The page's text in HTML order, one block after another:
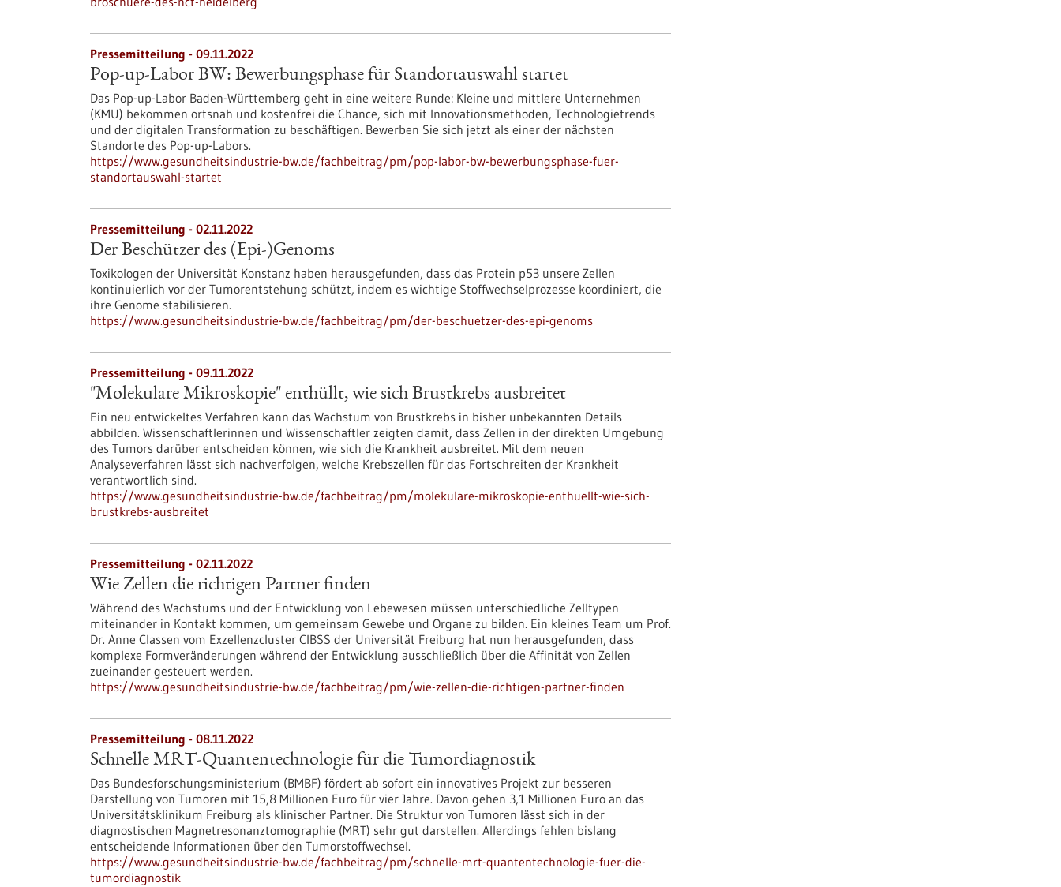
Pressemitteilung - 09.11.2022
Pop-up-Labor BW: Bewerbungsphase für Standortauswahl startet
Das Pop-up-Labor Baden-Württemberg geht in eine weitere Runde: Kleine und mittlere Unternehmen
(KMU) bekommen ortsnah und kostenfrei die Chance, sich mit Innovationsmethoden, Technologietrends
und der digitalen Transformation zu beschäftigen. Bewerben Sie sich jetzt als einer der nächsten
Standorte des Pop-up-Labors.
https://www.gesundheitsindustrie-bw.de/fachbeitrag/pm/pop-labor-bw-bewerbungsphase-fuer-
standortauswahl-startet
Pressemitteilung - 02.11.2022
Der Beschützer des (Epi-)Genoms
Toxikologen der Universität Konstanz haben herausgefunden, dass das Protein p53 unsere Zellen
kontinuierlich vor der Tumorentstehung schützt, indem es wichtige Stoffwechselprozesse koordiniert, die
ihre Genome stabilisieren.
https://www.gesundheitsindustrie-bw.de/fachbeitrag/pm/der-beschuetzer-des-epi-genoms
Pressemitteilung - 09.11.2022
"Molekulare Mikroskopie" enthüllt, wie sich Brustkrebs ausbreitet
Ein neu entwickeltes Verfahren kann das Wachstum von Brustkrebs in bisher unbekannten Details
abbilden. Wissenschaftlerinnen und Wissenschaftler zeigten damit, dass Zellen in der direkten Umgebung
des Tumors darüber entscheiden können, wie sich die Krankheit ausbreitet. Mit dem neuen
Analyseverfahren lässt sich nachverfolgen, welche Krebszellen für das Fortschreiten der Krankheit
verantwortlich sind.
https://www.gesundheitsindustrie-bw.de/fachbeitrag/pm/molekulare-mikroskopie-enthuellt-wie-sich-
brustkrebs-ausbreitet
Pressemitteilung - 02.11.2022
Wie Zellen die richtigen Partner finden
Während des Wachstums und der Entwicklung von Lebewesen müssen unterschiedliche Zelltypen
miteinander in Kontakt kommen, um gemeinsam Gewebe und Organe zu bilden. Ein kleines Team um Prof.
Dr. Anne Classen vom Exzellenzcluster CIBSS der Universität Freiburg hat nun herausgefunden, dass
komplexe Formveränderungen während der Entwicklung ausschließlich über die Affinität von Zellen
zueinander gesteuert werden.
https://www.gesundheitsindustrie-bw.de/fachbeitrag/pm/wie-zellen-die-richtigen-partner-finden
Pressemitteilung - 08.11.2022
Schnelle MRT-Quantentechnologie für die Tumordiagnostik
Das Bundesforschungsministerium (BMBF) fördert ab sofort ein innovatives Projekt zur besseren
Darstellung von Tumoren mit 15,8 Millionen Euro für vier Jahre. Davon gehen 3,1 Millionen Euro an das
Universitätsklinikum Freiburg als klinischer Partner. Die Struktur von Tumoren lässt sich in der
diagnostischen Magnetresonanztomographie (MRT) sehr gut darstellen. Allerdings fehlen bislang
entscheidende Informationen über den Tumorstoffwechsel.
https://www.gesundheitsindustrie-bw.de/fachbeitrag/pm/schnelle-mrt-quantentechnologie-fuer-die-
tumordiagnostik